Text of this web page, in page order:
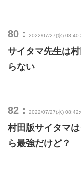
80： 2022/07/27(水)
サイタマ先生は
らない
82： 2022/07/27(水)
村田版サイタマ
ら最強だけど？